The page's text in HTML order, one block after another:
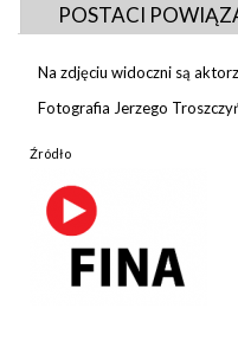
POSTACI
Na zdjęciu widoczni są
Fotografia Jerzego
Źródło